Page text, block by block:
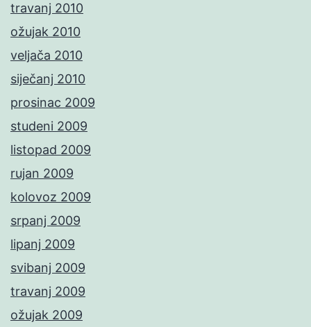
travanj 2010
ožujak 2010
veljača 2010
siječanj 2010
prosinac 2009
studeni 2009
listopad 2009
rujan 2009
kolovoz 2009
srpanj 2009
lipanj 2009
svibanj 2009
travanj 2009
ožujak 2009